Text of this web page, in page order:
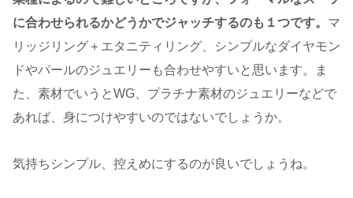
に合わせられるかどうかでジャッチするのも１つです。 マ
リッジリング＋エタニティリング、シンプルなダイヤモン
ドやパールのジュエリーも合わせやすいと思います。ま
た、素材でいうとWG、プラチナ素材のジュエリーなどで
あれば、身につけやすいのではないでしょうか。
気持ちシンプル、控えめにするのが良いでしょうね。